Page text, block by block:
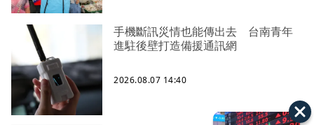
手機斷訊災情也能傳出去 台南青年
進駐後壁打造備援通訊網
2026.08.07 14:40